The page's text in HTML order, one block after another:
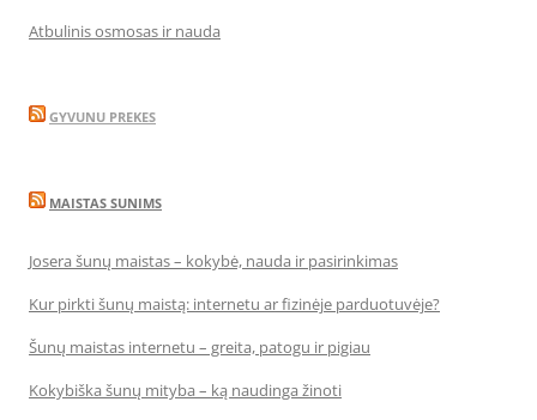
Atbulinis osmosas ir nauda
GYVUNU PREKES
MAISTAS SUNIMS
Josera šunų maistas – kokybė, nauda ir pasirinkimas
Kur pirkti šunų maistą: internetu ar fizinėje parduotuvėje?
Šunų maistas internetu – greita, patogu ir pigiau
Kokybiška šunų mityba – ką naudinga žinoti